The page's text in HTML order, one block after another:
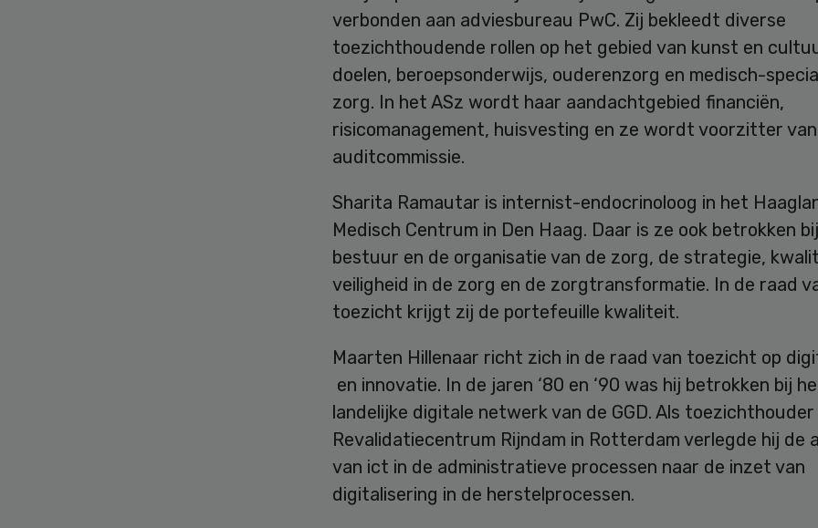
verbonden aan adviesbureau PwC. Zij bekleedt diverse
toezichthoudende rollen op het gebied van kunst en
doelen, beroepsonderwijs, ouderenzorg en medisch-
zorg. In het ASz wordt haar aandachtgebied financiën,
risicomanagement, huisvesting en ze wordt voorzitter
auditcommissie.
Sharita Ramautar is internist-endocrinoloog in het
Medisch Centrum in Den Haag. Daar is ze ook betrokken
bestuur en de organisatie van de zorg, de strategie,
veiligheid in de zorg en de zorgtransformatie. In de raad
toezicht krijgt zij de portefeuille kwaliteit.
Maarten Hillenaar richt zich in de raad van toezicht op
en innovatie. In de jaren ‘80 en ‘90 was hij betrokken bij
landelijke digitale netwerk van de GGD. Als toezichthouder
Revalidatiecentrum Rijndam in Rotterdam verlegde hij de
van ict in de administratieve processen naar de inzet van
digitalisering in de herstelprocessen.